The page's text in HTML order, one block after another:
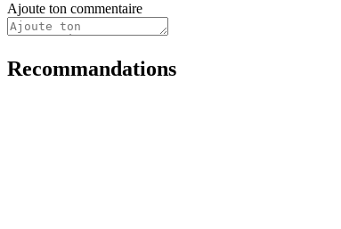
Ajoute ton commentaire
Recommandations